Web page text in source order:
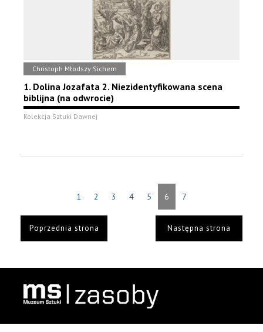
Christoph Młodszy Sichem
1. Dolina Jozafata 2. Niezidentyfikowana scena
biblijna (na odwrocie)
Kolekcja Sztuki Dawnej
1 2 3 4 5 6 7
Poprzednia strona Następna strona